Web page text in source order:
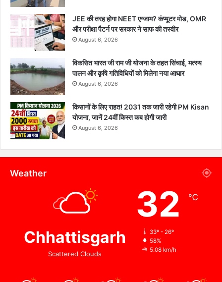
JEE की तरह होगा NEET एग्जाम? कंप्यूटर मोड, OMR
और परीक्षा पैटर्न पर सरकार ने साफ की तस्वीर
August 6, 2026
विकसित भारत जी राम जी योजना के तहत सिंचाई, मत्स्य
पालन और कृषि गतिविधियों को मिलेगा नया आधार
August 6, 2026
किसानों के लिए राहत! 2031 तक जारी रहेगी PM Kisan
योजना, जानें 24वीं किस्त कब होगी जारी
August 6, 2026
Weather
Chhattisgarh
Scattered Clouds
32 ℃
33º - 26º
58%
5.08 km/h